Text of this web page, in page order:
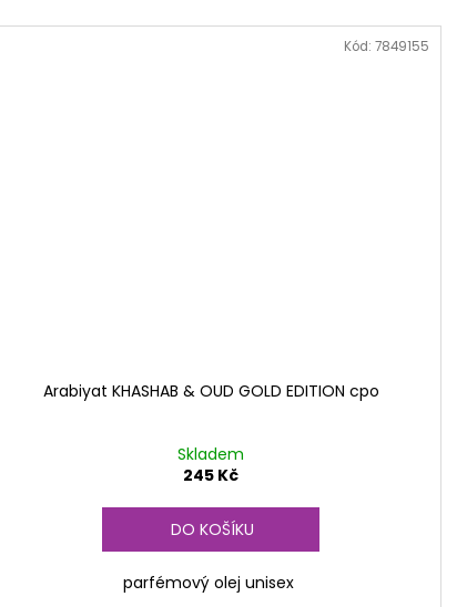
Arabiyat KHASHAB & OUD GOLD EDITION cpo
Skladem
245 Kč
DO KOŠÍKU
parfémový olej unisex
Kód: 7849155